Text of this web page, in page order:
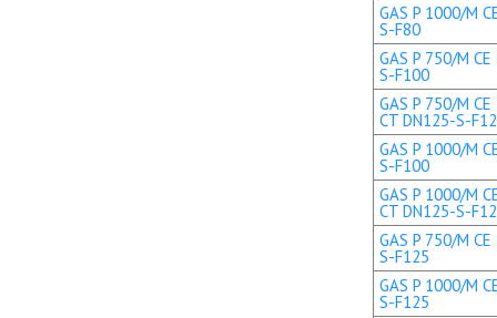
GAS P 1000/M
S-F80
GAS P 750/M
S-F100
GAS P 750/M CE
CT DN125-S-
GAS P 1000/M
S-F100
GAS P 1000/M
CT DN125-S-
GAS P 750/M
S-F125
GAS P 1000/M
S-F125